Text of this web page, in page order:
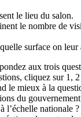
le lieu du salon.
le nombre de
surface on leur
aux trois
cliquez sur 1,
le mieux à la
du
à l’échelle nationale